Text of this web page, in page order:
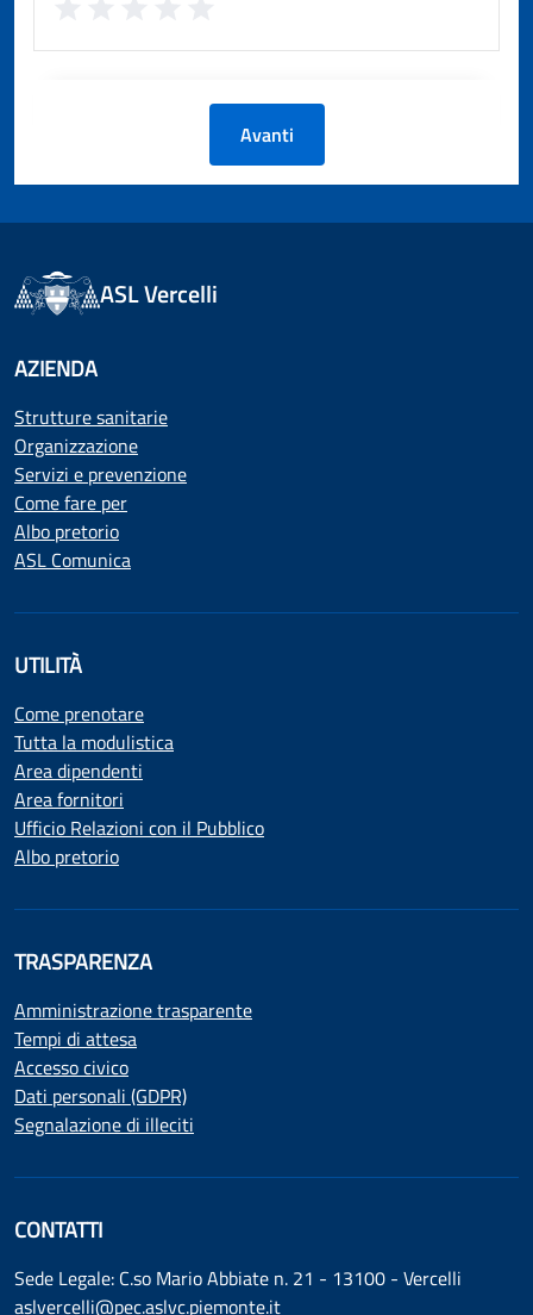
Avanti
ASL Vercelli
AZIENDA
Strutture sanitarie
Organizzazione
Servizi e prevenzione
Come fare per
Albo pretorio
ASL Comunica
UTILITÀ
Come prenotare
Tutta la modulistica
Area dipendenti
Area fornitori
Ufficio Relazioni con il Pubblico
Albo pretorio
TRASPARENZA
Amministrazione trasparente
Tempi di attesa
Accesso civico
Dati personali (GDPR)
Segnalazione di illeciti
CONTATTI
Sede Legale: C.so Mario Abbiate n. 21 - 13100 - Vercelli
aslvercelli@pec.aslvc.piemonte.it